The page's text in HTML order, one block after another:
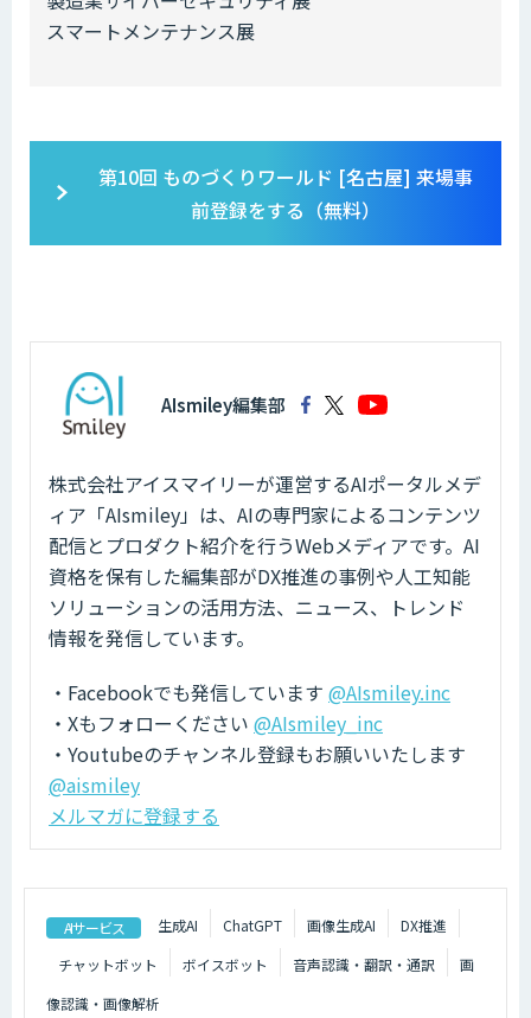
スマートメンテナンス展
第10回 ものづくりワールド [名古屋] 来場事
前登録をする（無料）
AIsmiley編集部
株式会社アイスマイリーが運営するAIポータルメデ
ィア「AIsmiley」は、AIの専門家によるコンテンツ
配信とプロダクト紹介を行うWebメディアです。AI
資格を保有した編集部がDX推進の事例や人工知能
ソリューションの活用方法、ニュース、トレンド
情報を発信しています。
・Facebookでも発信しています @AIsmiley.inc
・Xもフォローください @AIsmiley_inc
・Youtubeのチャンネル登録もお願いいたします
@aismiley
メルマガに登録する
AIサービス 生成AI ChatGPT 画像生成AI
DX推進
チャットボット
ボイスボット 音声認識・翻訳・通訳
画
像認識・画像解析